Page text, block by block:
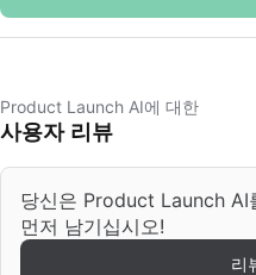
Product Launch AI에 대한
사용자 리뷰
당신은 Product Launch AI
먼저 남기십시오!
리